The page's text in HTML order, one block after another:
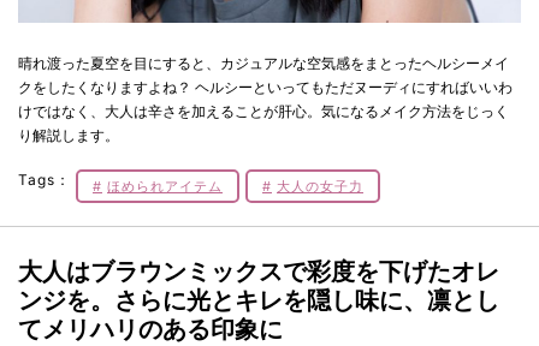
晴れ渡った夏空を目にすると、カジュアルな空気感をまとったヘルシーメイ
クをしたくなりますよね？ ヘルシーといってもただヌーディにすればいいわ
けではなく、大人は辛さを加えることが肝心。気になるメイク方法をじっく
り解説します。
Tags： ほめられアイテム 大人の女子力
大人はブラウンミックスで彩度を下げたオレ
ンジを。さらに光とキレを隠し味に、凛とし
てメリハリのある印象に